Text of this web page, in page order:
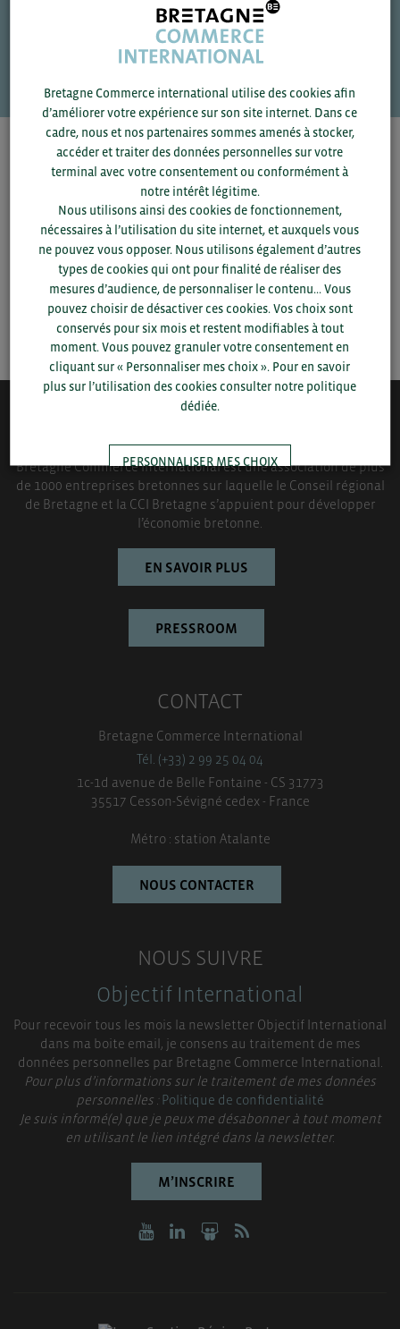
Une question ?
VOS CONTACTS
Pour voir les contacts, merci de renseigner votre
département et votre secteurou connectez-vous.
SAUVEGARDER
Bretagne Commerce International est une association de plus
de 1000 entreprises bretonnes sur laquelle le Conseil régional
de Bretagne et la CCI Bretagne s’appuient pour développer
l’économie bretonne.
EN SAVOIR PLUS
PRESSROOM
CONTACT
Bretagne Commerce International
Tél. (+33) 2 99 25 04 04
1c-1d avenue de Belle Fontaine - CS 31773
35517 Cesson-Sévigné cedex - France
Métro : station Atalante
NOUS CONTACTER
NOUS SUIVRE
Objectif International
Pour recevoir tous les mois la newsletter Objectif International
dans ma boite email, je consens au traitement de mes
données personnelles par Bretagne Commerce International.
Pour plus d’informations sur le traitement de mes données
personnelles :Politique de confidentialité
Je suis informé(e) que je peux me désabonner à tout moment
en utilisant le lien intégré dans la newsletter.
M’INSCRIRE
Bretagne Commerce international utilise des cookies afin
d’améliorer votre expérience sur son site internet. Dans ce
cadre, nous et nos partenaires sommes amenés à stocker,
accéder et traiter des données personnelles sur votre
terminal avec votre consentement ou conformément à
notre intérêt légitime.
Nous utilisons ainsi des cookies de fonctionnement,
nécessaires à l’utilisation du site internet, et auxquels vous
ne pouvez vous opposer. Nous utilisons également d’autres
types de cookies qui ont pour finalité de réaliser des
mesures d’audience, de personnaliser le contenu... Vous
pouvez choisir de désactiver ces cookies. Vos choix sont
conservés pour six mois et restent modifiables à tout
moment. Vous pouvez granuler votre consentement en
cliquant sur « Personnaliser mes choix ». Pour en savoir
plus sur l’utilisation des cookies consulter notre politique
dédiée.
PERSONNALISER MES CHOIX
TOUT ACCEPTER